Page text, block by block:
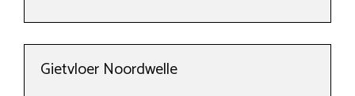
Gietvloer Noordwelle